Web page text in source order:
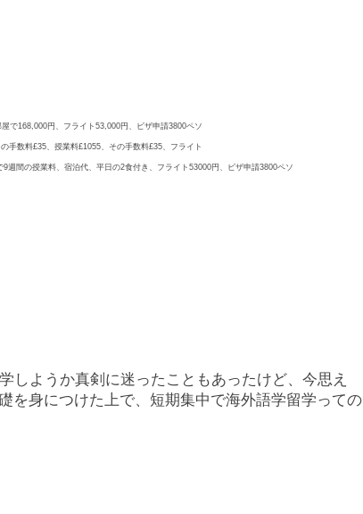
で168,000円、フライト53,000円、ビザ申請3800ペソ
手数料£35、授業料£1055、その手数料£35、フライト
週間の授業料、宿泊代、平日の2食付き、フライト53000円、ビザ申請3800ペソ
しようか真剣に迷ったこともあったけど、今思え
を身につけた上で、短期集中で海外語学留学っての